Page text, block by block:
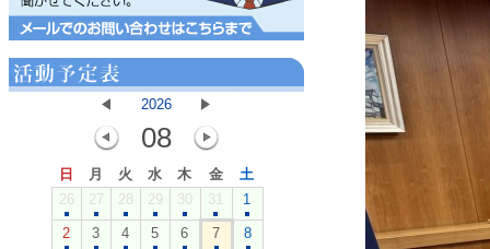
2026
08
日 月 火 水 木 金
土
26
27 28 29 30 31 1
2 3 4 5 6 7
8